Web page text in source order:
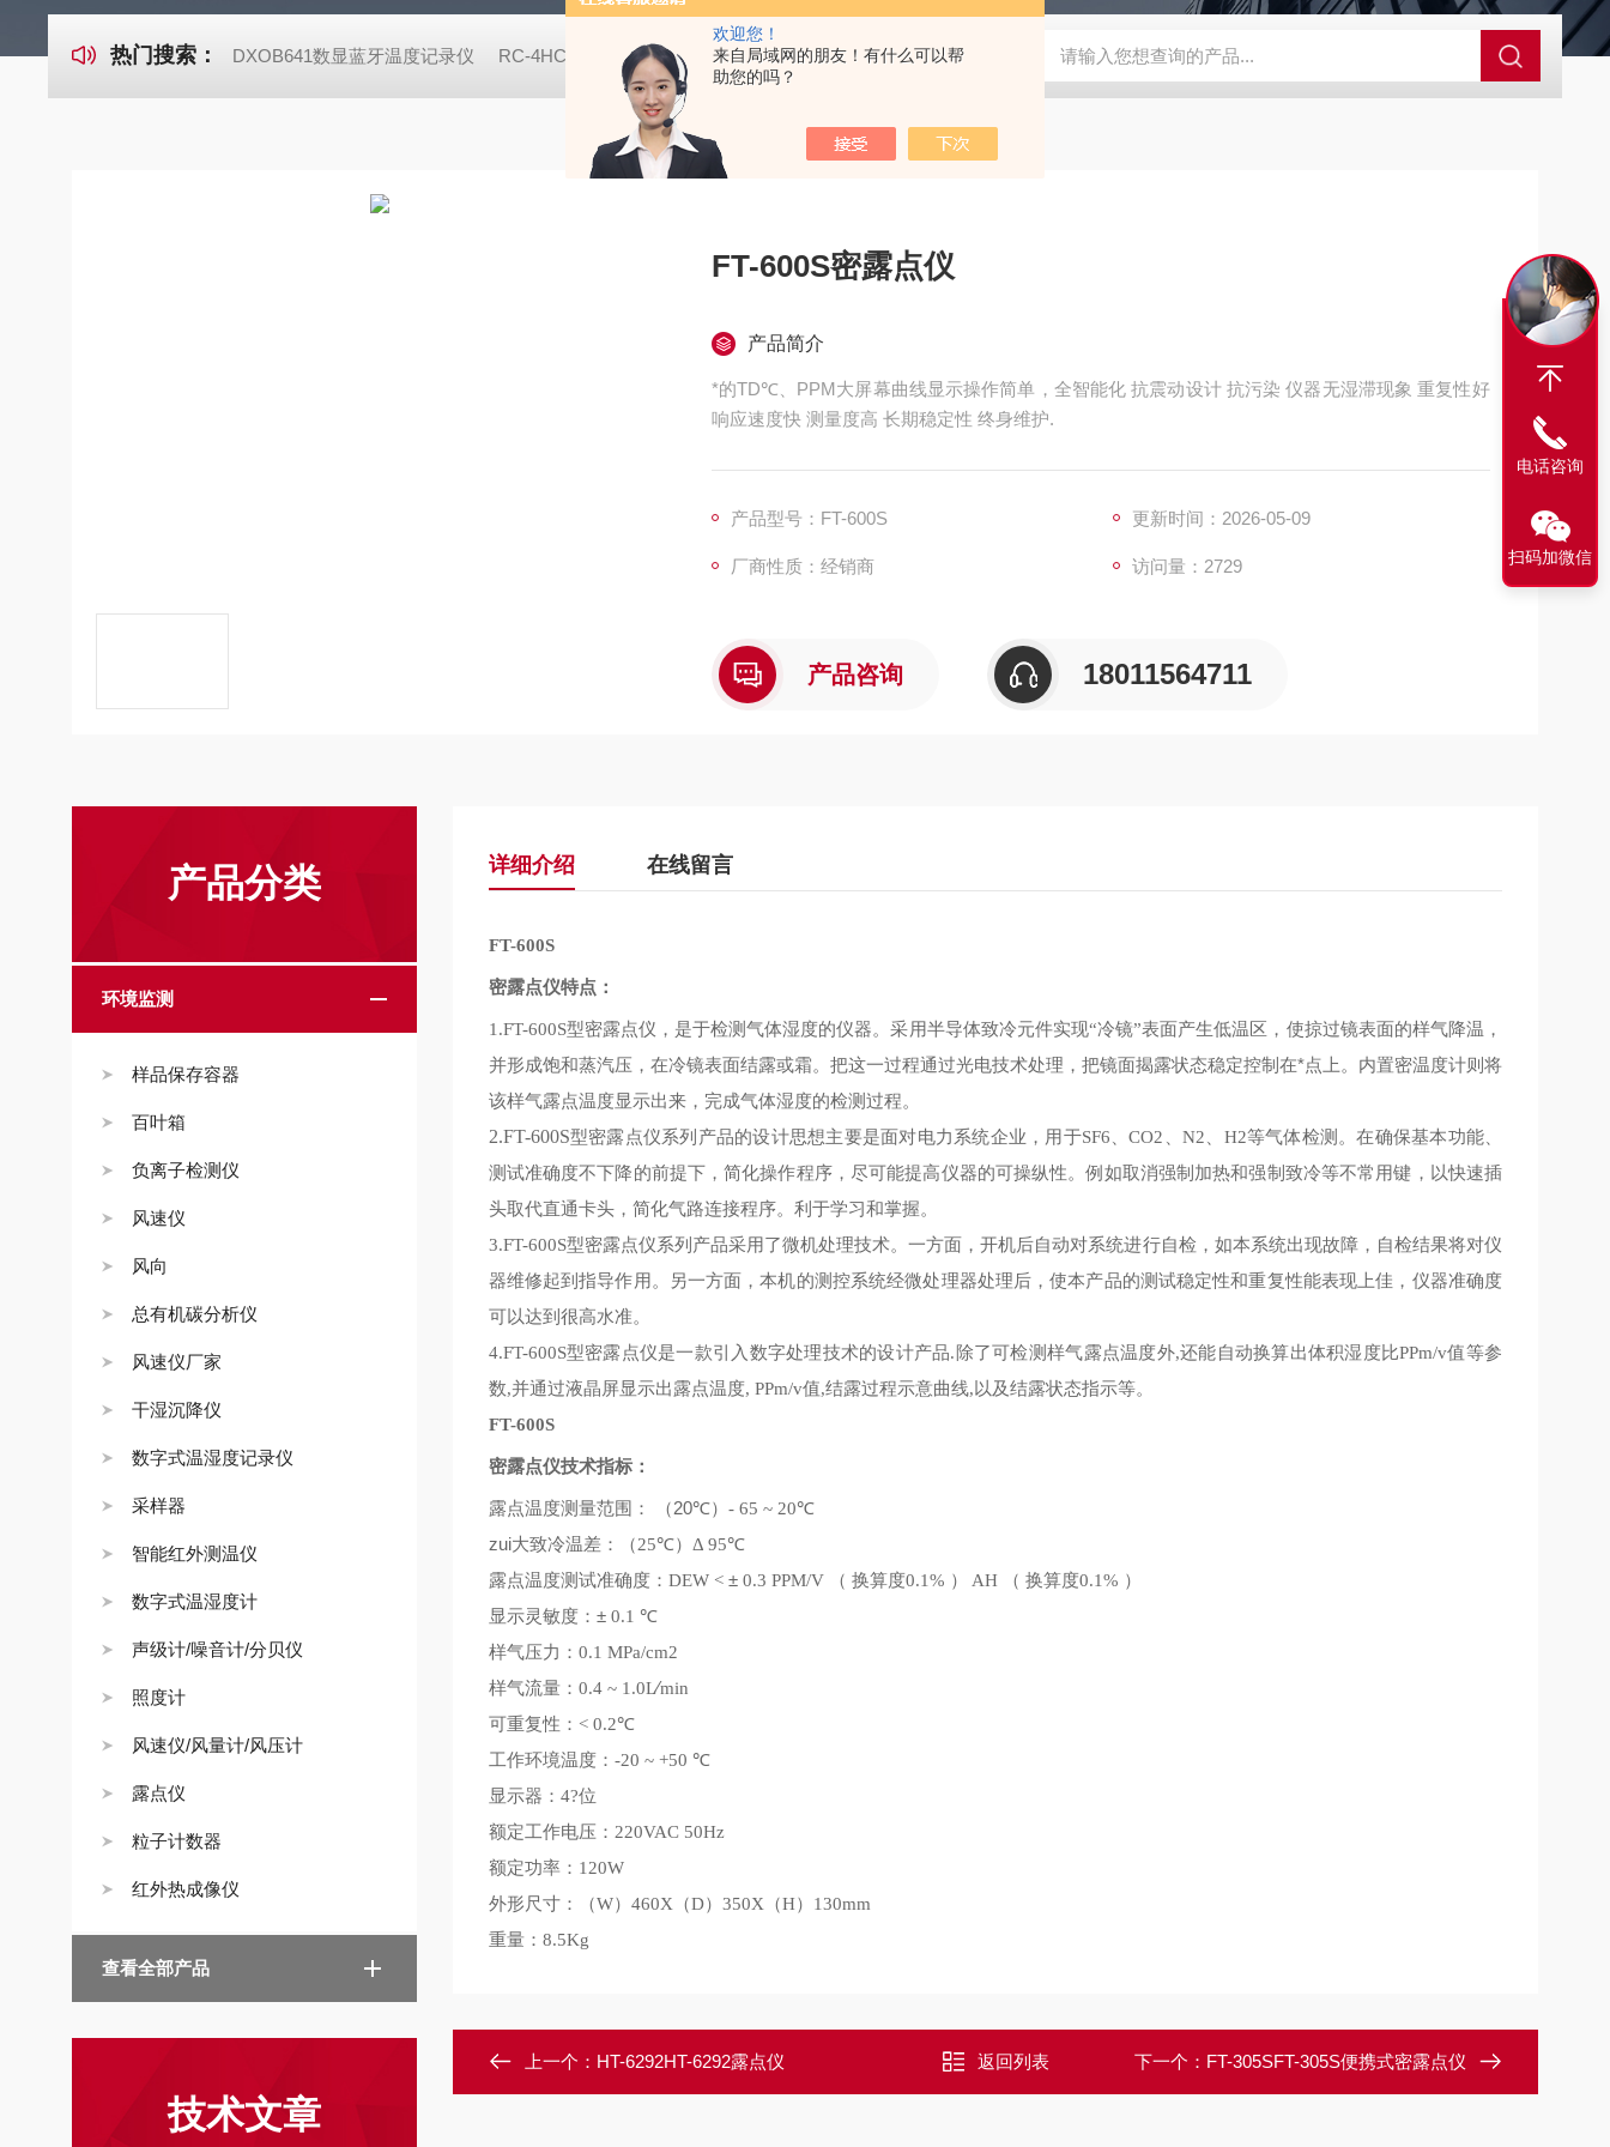
欢迎您！
来自局域网的朋友！有什么可以帮
助您的吗？
热门搜索： DXOB641数显蓝牙温度记录仪 RC-4HC RC-4HA温湿度记录仪 多样品平行蒸发仪多样品平行蒸发仪 SBD-100B SBD-100D成都漏氯报警仪 漏氯报警器 漏氯检测仪
FT-600S密露点仪
产品简介
*的TD℃、PPM大屏幕曲线显示操作简单，全智能化 抗震动设计 抗污染 仪器无湿滞现象 重复性好
响应速度快 测量度高 长期稳定性 终身维护.
产品型号：FT-600S 更新时间：2026-05-09
厂商性质：经销商 访问量：2729
产品咨询 18011564711
产品分类
环境监测
样品保存容器
百叶箱
负离子检测仪
风速仪
风向
总有机碳分析仪
风速仪厂家
干湿沉降仪
数字式温湿度记录仪
采样器
智能红外测温仪
数字式温湿度计
声级计/噪音计/分贝仪
照度计
风速仪/风量计/风压计
露点仪
粒子计数器
红外热成像仪
查看全部产品
技术文章
详细介绍 在线留言
FT-600S
密露点仪特点：
1.FT-600S型密露点仪，是于检测气体湿度的仪器。采用半导体致冷元件实现“冷镜”表面产生低温区，使掠过镜表面的样气降温，
并形成饱和蒸汽压，在冷镜表面结露或霜。把这一过程通过光电技术处理，把镜面揭露状态稳定控制在*点上。内置密温度计则将
该样气露点温度显示出来，完成气体湿度的检测过程。
2.FT-600S型密露点仪系列产品的设计思想主要是面对电力系统企业，用于SF6 、CO2 N2 H2等气体检测。在确保基本功能、
测试准确度不下降的前提下，简化操作程序，尽可能提高仪器的可操纵性。例如取消强制加热和强制致冷等不常用键，以快速插
头取代直通卡头，简化气路连接程序。利于学习和掌握。
3.FT-600S型密露点仪系列产品采用了微机处理技术。一方面，开机后自动对系统进行自检，如本系统出现故障，自检结果将对仪
器维修起到指导作用。另一方面，本机的测控系统经微处理器处理后，使本产品的测试稳定性和重复性能表现上佳，仪器准确度
可以达到很高水准。
4.FT-600S型密露点仪是一款引入数字处理技术的设计产品.除了可检测样气露点温度外,还能自动换算出体积湿度比PPm/v值等参
数,并通过液晶屏显示出露点温度, PPm/v值,结露过程示意曲线,以及结露状态指示等。
FT-600S
密露点仪技术指标：
露点温度测量范围： （20℃）- 65 ~ 20℃
zui大致冷温差：
（25℃）Δ 95℃
露点温度测试准确度： DEW < ±0.3 PPM/V （ 换算度0.1% ） AH （ 换算度0.1% ）
显示灵敏度：±0.1 ℃
样气压力： 0.1 MPa/cm2
样气流量： 0.4 ~ 1.0L∕min
可重复性： < 0.2℃
工作环境温度： -20 ~ +50 ℃
显示器： 4?位
额定工作电压： 220VAC 50Hz
额定功率： 120W
外形尺寸： （W）460X（D）350X（H）130mm
重量： 8.5Kg
上一个： HT-6292HT-6292露点仪 返回列表 下一个： FT-305SFT-305S便携式密露点仪
电话咨询
扫码加微信